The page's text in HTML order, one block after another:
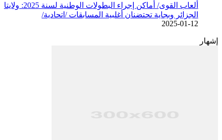
ألعاب القوى/ أماكن إجراء البطولات الوطنية لسنة 2025: ولايتا
الجزائر وبجاية تحتضنان أغلبية المسابقات /اتحادية/
2025-01-12
إشهار